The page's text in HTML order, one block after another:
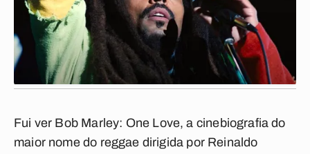
Fui ver Bob Marley: One Love, a cinebiografia do
maior nome do reggae dirigida por Reinaldo